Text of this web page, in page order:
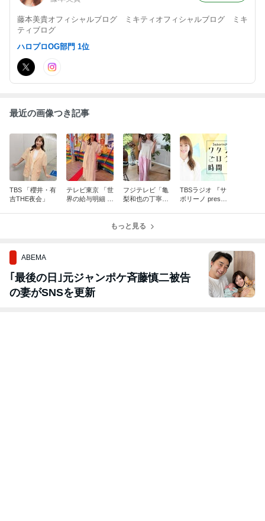
藤本美貴オフィシャルブログ ミキティオフィシャルブログ ミキ
ティブログ
ハロプロOG部門 1位
最近の画像つき記事
TBS 「櫻井・有
吉THE夜会」
テレビ東京 「世
界の給与明細 ~
フジテレビ「亀
梨和也の丁寧男
TBSラジオ 『サ
ボリーノ prese
もっと見る
ABEMA
｢最後の日｣元ジャンポケ斉藤慎二被告
の妻がSNSを更新